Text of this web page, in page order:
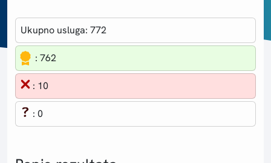
Ukupno usluga: 772
: 762
: 10
: 0